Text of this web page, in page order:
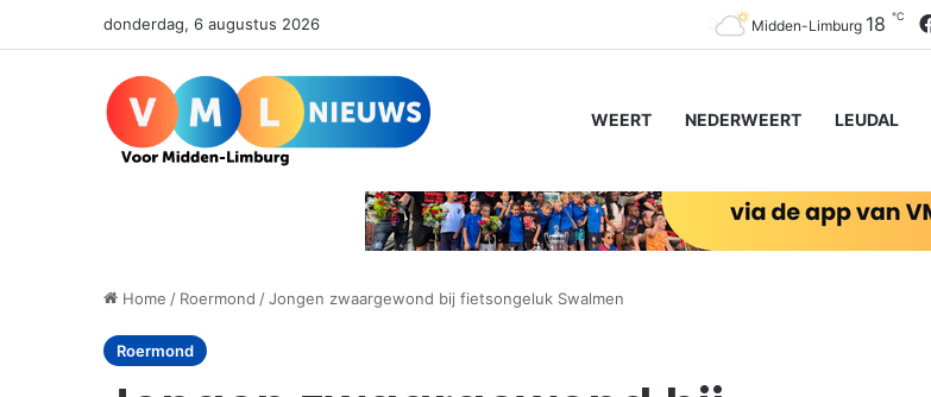
donderdag, 6 augustus 2026 Midden-Limburg 18 ℃
WEERT NEDERWEERT LEUDAL
Home / Roermond /Jongen zwaargewond bij fietsongeluk Swalmen
Roermond